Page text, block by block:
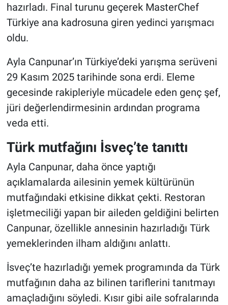
hazırladı. Final turunu geçerek MasterChef
Türkiye ana kadrosuna giren yedinci yarışmacı
oldu.
Ayla Canpunar’ın Türkiye’deki yarışma serüveni
29 Kasım 2025 tarihinde sona erdi. Eleme
gecesinde rakipleriyle mücadele eden genç şef,
jüri değerlendirmesinin ardından programa
veda etti.
Türk mutfağını İsveç’te tanıttı
Ayla Canpunar, daha önce yaptığı
açıklamalarda ailesinin yemek kültürünün
mutfağındaki etkisine dikkat çekti. Restoran
işletmeciliği yapan bir aileden geldiğini belirten
Canpunar, özellikle annesinin hazırladığı Türk
yemeklerinden ilham aldığını anlattı.
İsveç’te hazırladığı yemek programında da Türk
mutfağının daha az bilinen tariflerini tanıtmayı
amaçladığını söyledi. Kısır gibi aile sofralarında